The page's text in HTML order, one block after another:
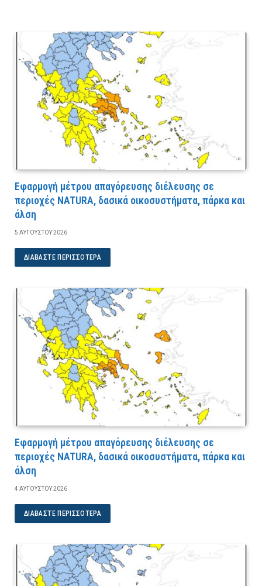
Εφαρμογή μέτρου απαγόρευσης διέλευσης σε
περιοχές NATURA, δασικά οικοσυστήματα, πάρκα και
άλση
5 ΑΥΓΟΎΣΤΟΥ 2026
ΔΙΑΒΆΣΤΕ ΠΕΡΙΣΣΌΤΕΡΑ
Εφαρμογή μέτρου απαγόρευσης διέλευσης σε
περιοχές NATURA, δασικά οικοσυστήματα, πάρκα και
άλση
4 ΑΥΓΟΎΣΤΟΥ 2026
ΔΙΑΒΆΣΤΕ ΠΕΡΙΣΣΌΤΕΡΑ